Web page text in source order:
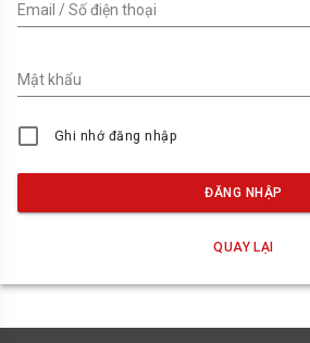
Email / Số điện thoại
Mật khẩu
Ghi nhớ đăng nhập
ĐĂNG NHẬP
QUAY LẠI